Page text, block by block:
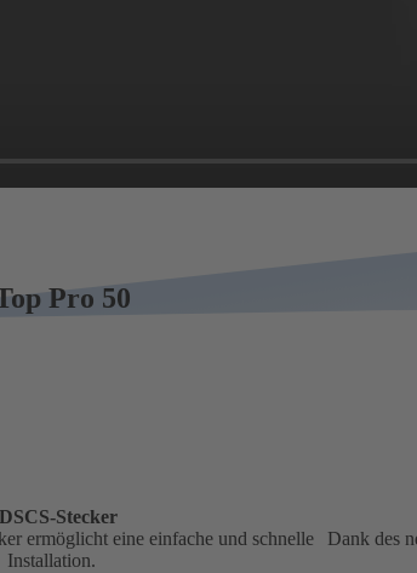
Pro 50
Stecker
ermöglicht eine einfache und schnelle
Installation.
Dank des